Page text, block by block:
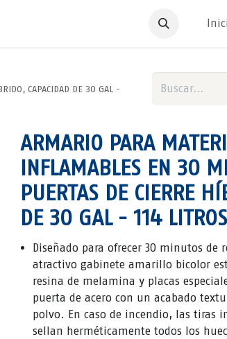
CAPACIDAD DE 30 GAL -
ARMARIO PARA
INFLAMABLES EN 30
PUERTAS DE CIERRE
DE 30 GAL - 114 LITROS
Diseñado para ofrecer 30 minutos de
atractivo gabinete amarillo bicolor
resina de melamina y placas
puerta de acero con un acabado
polvo. En caso de incendio, las tiras
sellan herméticamente todos los